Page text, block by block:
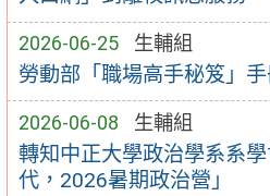
2026-06-25 生輔組
勞動部「職場高手秘笈」
2026-06-08 生輔組
轉知中正大學政治學系系
代，2026暑期政治營」